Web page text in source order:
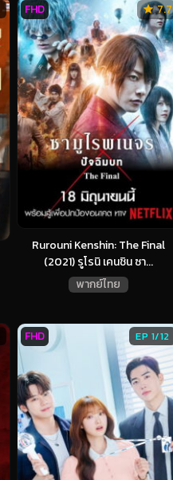
Rurouni Kenshin: The Final
(2021) รูโรนิ เคนชิน ซา...
พากย์ไทย
7.7
FHD
EP 1/12
FHD